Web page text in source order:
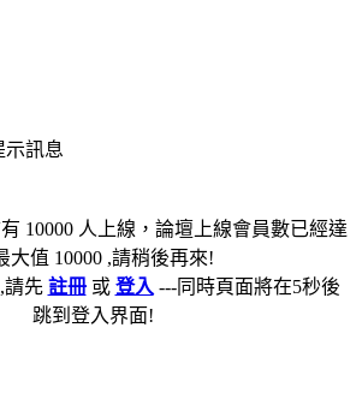
示訊息
10000 人上線，論壇上線會員數已經達
大值 10000 ,請稍後再來!
請先 註冊或 登入 ---同時頁面將在5秒後
跳到登入界面!